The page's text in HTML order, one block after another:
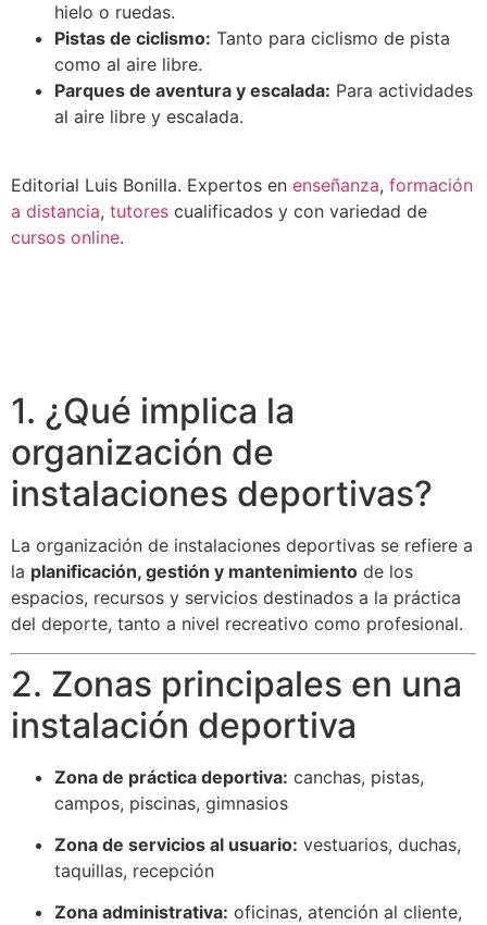
hielo o ruedas.
Pistas de ciclismo: Tanto para ciclismo de pista
como al aire libre.
Parques de aventura y escalada: Para actividades
al aire libre y escalada.
Editorial Luis Bonilla. Expertos en enseñanza, formación
a distancia, tutores cualificados y con variedad de
cursos online.
1. ¿Qué implica la
organización de
instalaciones deportivas?
La organización de instalaciones deportivas se refiere a
la planificación, gestión y mantenimiento de los
espacios, recursos y servicios destinados a la práctica
del deporte, tanto a nivel recreativo como profesional.
2. Zonas principales en una
instalación deportiva
Zona de práctica deportiva: canchas, pistas,
campos, piscinas, gimnasios
Zona de servicios al usuario: vestuarios, duchas,
taquillas, recepción
Zona administrativa: oficinas, atención al cliente,